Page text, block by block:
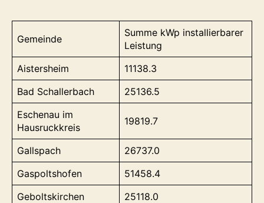
Gemeinde
Summe kWp installierbarer
Leistung
Aistersheim
11138.3
Bad Schallerbach
25136.5
Eschenau im
Hausruckkreis
19819.7
Gallspach
26737.0
Gaspoltshofen
51458.4
Geboltskirchen
25118.0